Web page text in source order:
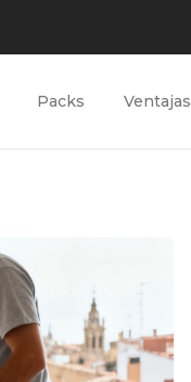
Packs Ventajas